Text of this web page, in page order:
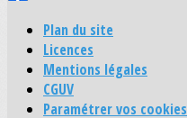
Plan du site
Licences
Mentions légales
CGUV
Paramétrer vos cookies